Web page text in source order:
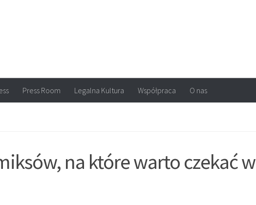
Press Room Legalna Kultura Współpraca O nas
na które warto czekać w